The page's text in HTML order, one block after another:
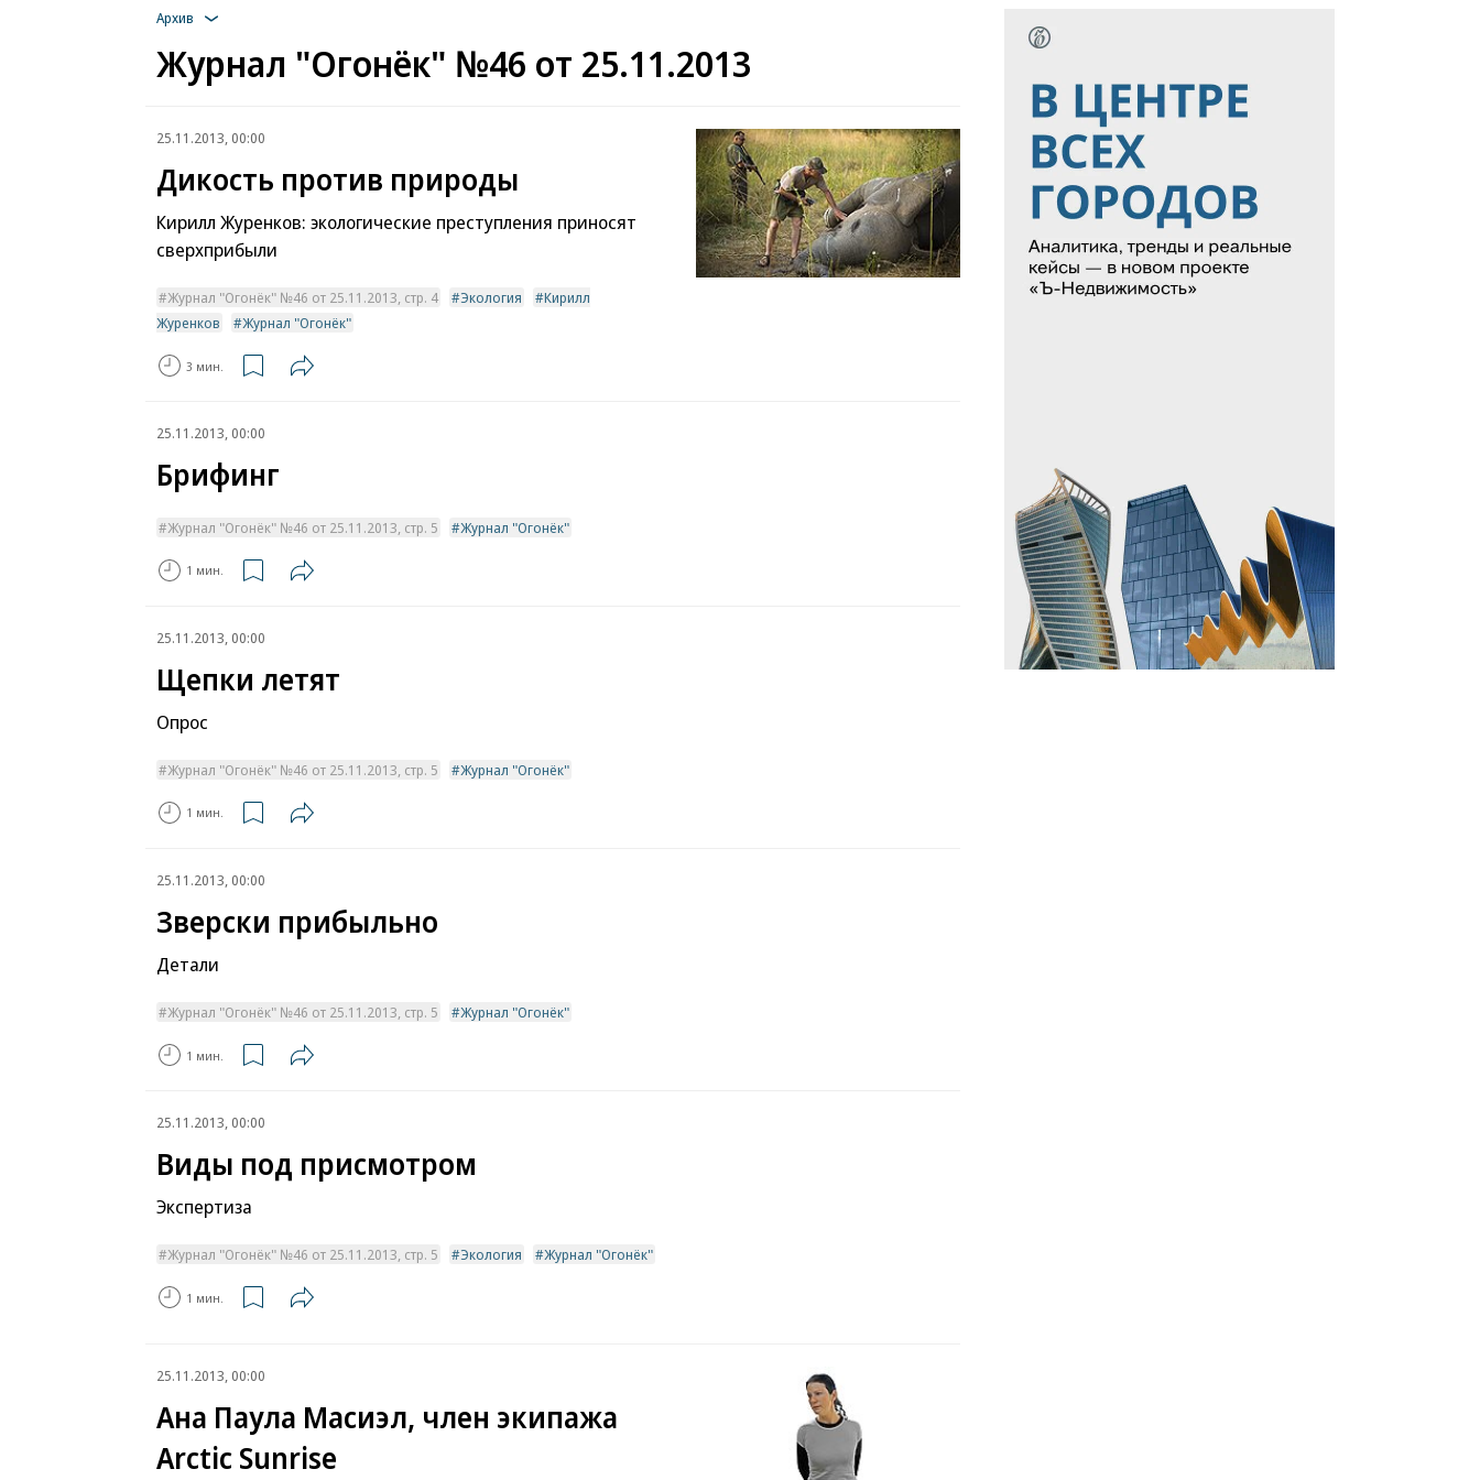
Архив
Журнал "Огонёк" №46 от 25.11.2013
25.11.2013, 00:00
Дикость против природы
Кирилл Журенков: экологические преступления приносят
сверхприбыли
Журнал "Огонёк" №46 от 25.11.2013, стр. 4 Экология
Кирилл
Журенков
Журнал "Огонёк"
3 мин.
25.11.2013, 00:00
Брифинг
Журнал "Огонёк" №46 от 25.11.2013, стр. 5 Журнал "Огонёк"
1 мин.
25.11.2013, 00:00
Щепки летят
Опрос
Журнал "Огонёк" №46 от 25.11.2013, стр. 5 Журнал "Огонёк"
1 мин.
25.11.2013, 00:00
Зверски прибыльно
Детали
Журнал "Огонёк" №46 от 25.11.2013, стр. 5 Журнал "Огонёк"
1 мин.
25.11.2013, 00:00
Виды под присмотром
Экспертиза
Журнал "Огонёк" №46 от 25.11.2013, стр. 5 Экология Журнал "Огонёк"
1 мин.
25.11.2013, 00:00
Ана Паула Масиэл, член экипажа
Arctic Sunrise